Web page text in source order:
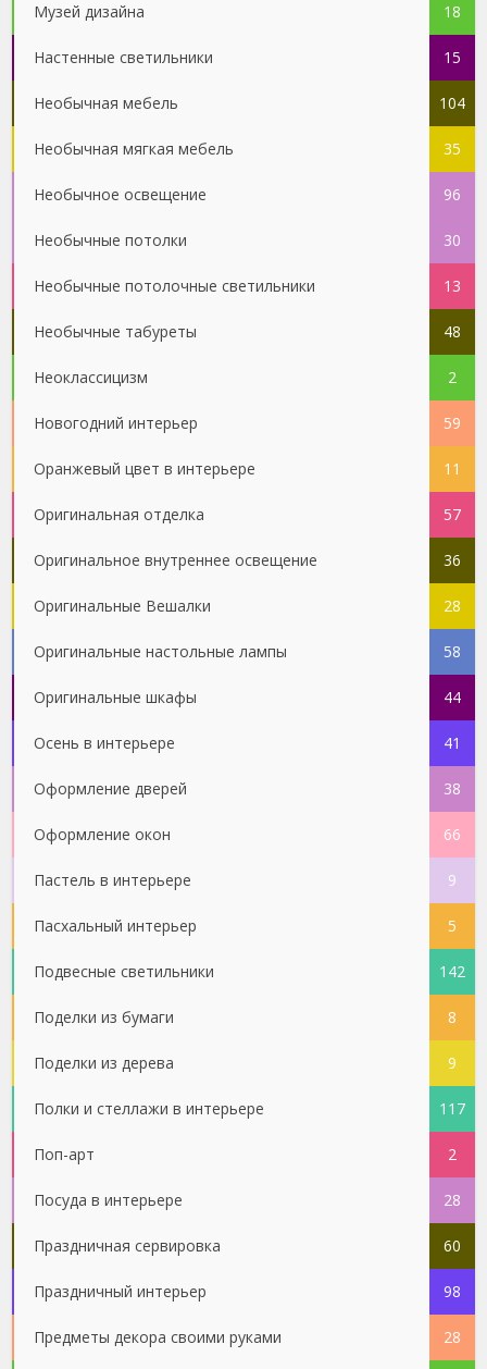
Музей дизайна 18
Настенные светильники 15
Необычная мебель 104
Необычная мягкая мебель 35
Необычное освещение 96
Необычные потолки 30
Необычные потолочные светильники 13
Необычные табуреты 48
Неоклассицизм 2
Новогодний интерьер 59
Оранжевый цвет в интерьере 11
Оригинальная отделка 57
Оригинальное внутреннее освещение 36
Оригинальные Вешалки 28
Оригинальные настольные лампы 58
Оригинальные шкафы 44
Осень в интерьере 41
Оформление дверей 38
Оформление окон 66
Пастель в интерьере 9
Пасхальный интерьер 5
Подвесные светильники 142
Поделки из бумаги 8
Поделки из дерева 9
Полки и стеллажи в интерьере 117
Поп-арт 2
Посуда в интерьере 28
Праздничная сервировка 60
Праздничный интерьер 98
Предметы декора своими руками 28